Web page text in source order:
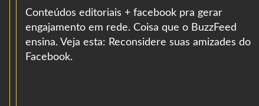
Conteúdos editoriais + facebook pra gerar
engajamento em rede. Coisa que o BuzzFeed
ensina. Veja esta: Reconsidere suas amizades do
Facebook.